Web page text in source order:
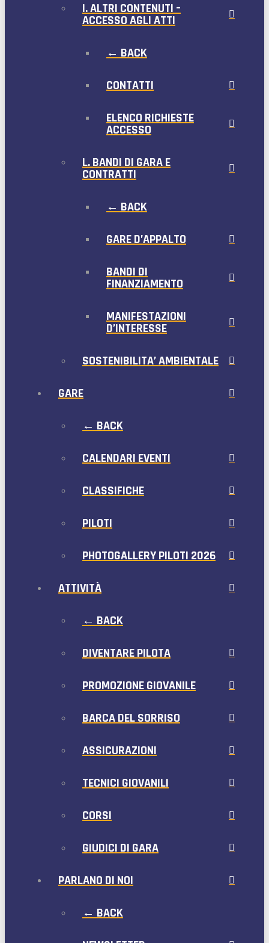
I. ALTRI CONTENUTI –
ACCESSO AGLI ATTI
← BACK
CONTATTI
ELENCO RICHIESTE
ACCESSO
L. BANDI DI GARA E
CONTRATTI
← BACK
GARE D’APPALTO
BANDI DI
FINANZIAMENTO
MANIFESTAZIONI
D’INTERESSE
SOSTENIBILITA’ AMBIENTALE
GARE
← BACK
CALENDARI EVENTI
CLASSIFICHE
PILOTI
PHOTOGALLERY PILOTI 2026
ATTIVITÀ
← BACK
DIVENTARE PILOTA
PROMOZIONE GIOVANILE
BARCA DEL SORRISO
ASSICURAZIONI
TECNICI GIOVANILI
CORSI
GIUDICI DI GARA
PARLANO DI NOI
← BACK